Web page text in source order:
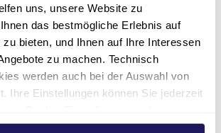
uns, unsere Website zu
das bestmögliche Erlebnis auf
bieten, und Ihnen auf Ihre Interessen
zu machen. Technisch
werden auch bei der Auswahl von
Ihre Einstellungen können Sie jederzeit
hierzu finden Sie in unserer
und Projekträumen als auch
vor Ort. Außerdem werden
und auch
Auftritteinitiiert sowie zahlreiche
zur Mitwirkung an
und Produktionen